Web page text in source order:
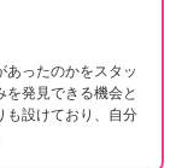
あったのかをスタッ
発見できる機会と
も設けており、自分